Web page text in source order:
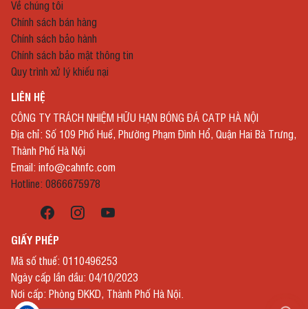
Về chúng tôi
Chính sách bán hàng
Chính sách bảo hành
Chính sách bảo mật thông tin
Quy trình xử lý khiếu nại
LIÊN HỆ
CÔNG TY TRÁCH NHIỆM HỮU HẠN BÓNG ĐÁ CATP HÀ NỘI
Địa chỉ: Số 109 Phố Huế, Phường Phạm Đình Hổ, Quận Hai Bà Trưng,
Thành Phố Hà Nội
Email: info@cahnfc.com
Hotline: 0866675978
GIẤY PHÉP
Mã số thuế: 0110496253
Ngày cấp lần dầu: 04/10/2023
Nơi cấp: Phòng ĐKKD, Thành Phố Hà Nội.